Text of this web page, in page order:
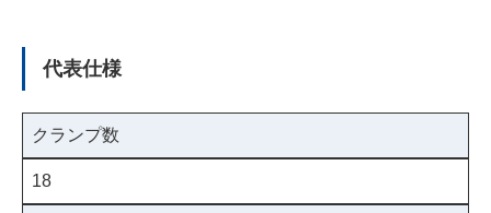
代表仕様
クランプ数
18